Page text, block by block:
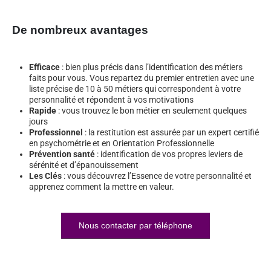
De nombreux avantages
Efficace : bien plus précis dans l’identification des métiers
faits pour vous. Vous repartez du premier entretien avec une
liste précise de 10 à 50 métiers qui correspondent à votre
personnalité et répondent à vos motivations
Rapide : vous trouvez le bon métier en seulement quelques
jours
Professionnel : la restitution est assurée par un expert certifié
en psychométrie et en Orientation Professionnelle
Prévention santé : identification de vos propres leviers de
sérénité et d’épanouissement
Les Clés : vous découvrez l’Essence de votre personnalité et
apprenez comment la mettre en valeur.
Nous contacter par téléphone